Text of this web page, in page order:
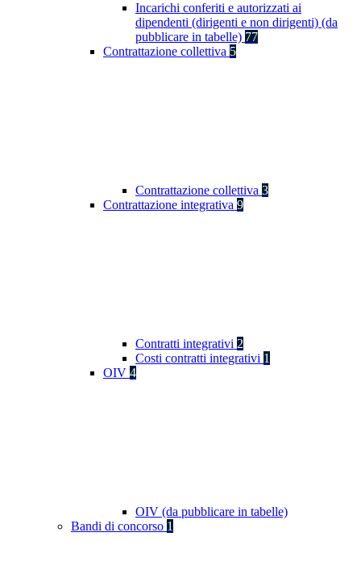
Incarichi conferiti e autorizzati ai
dipendenti (dirigenti e non dirigenti) (da
pubblicare in tabelle) 77
Contrattazione collettiva 5
Contrattazione collettiva 3
Contrattazione integrativa 9
Contratti integrativi 2
Costi contratti integrativi 1
OIV 4
OIV (da pubblicare in tabelle)
Bandi di concorso 1